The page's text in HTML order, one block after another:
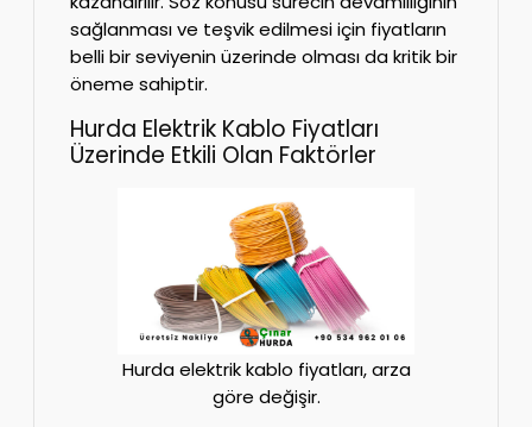
sağlanması ve teşvik edilmesi için fiyatların
belli bir seviyenin üzerinde olması da kritik bir
öneme sahiptir.
Hurda Elektrik Kablo Fiyatları
Üzerinde Etkili Olan Faktörler
Hurda elektrik kablo fiyatları, arza
göre değişir.